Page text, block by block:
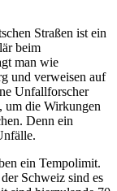
Straßen ist ein
beim
man wie
und verweisen auf
Unfallforscher
um die Wirkungen
Denn ein
ein Tempolimit.
Schweiz sind es